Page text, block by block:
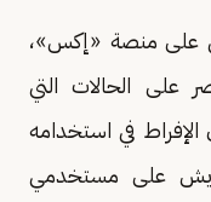
على منصة «إكس»،
على الحالات التي
الإفراط في استخدامه
على مستخدمي